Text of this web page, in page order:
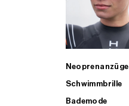
Neoprenanzüge
Schwimmbrille
Bademode